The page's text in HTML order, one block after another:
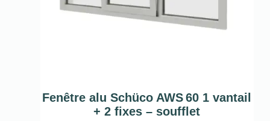
Fenêtre alu Schüco AWS 60 1 vantail
+ 2 fixes – soufflet